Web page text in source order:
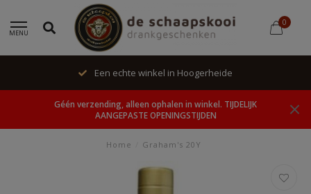
MENU
0
Een echte winkel in Hoogerheide
Géén verzending, alleen ophalen in winkel. TIJDELIJK
AANGEPASTE OPENINGSTIJDEN
Home Graham's 20Y